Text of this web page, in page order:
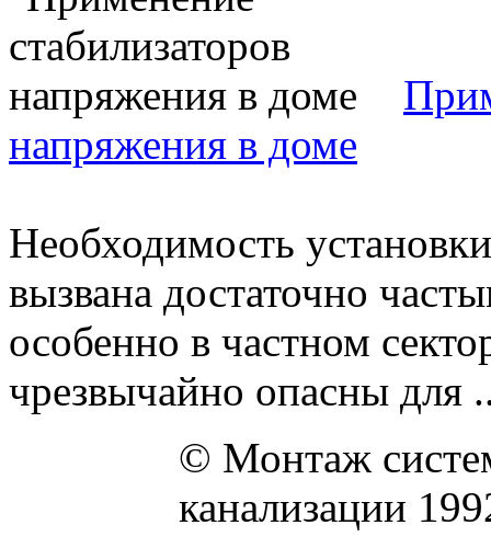
напряжения в доме
Необходимость
вызвана достаточно
особенно в частном
чрезвычайно опасны для
© Монтаж
канализации